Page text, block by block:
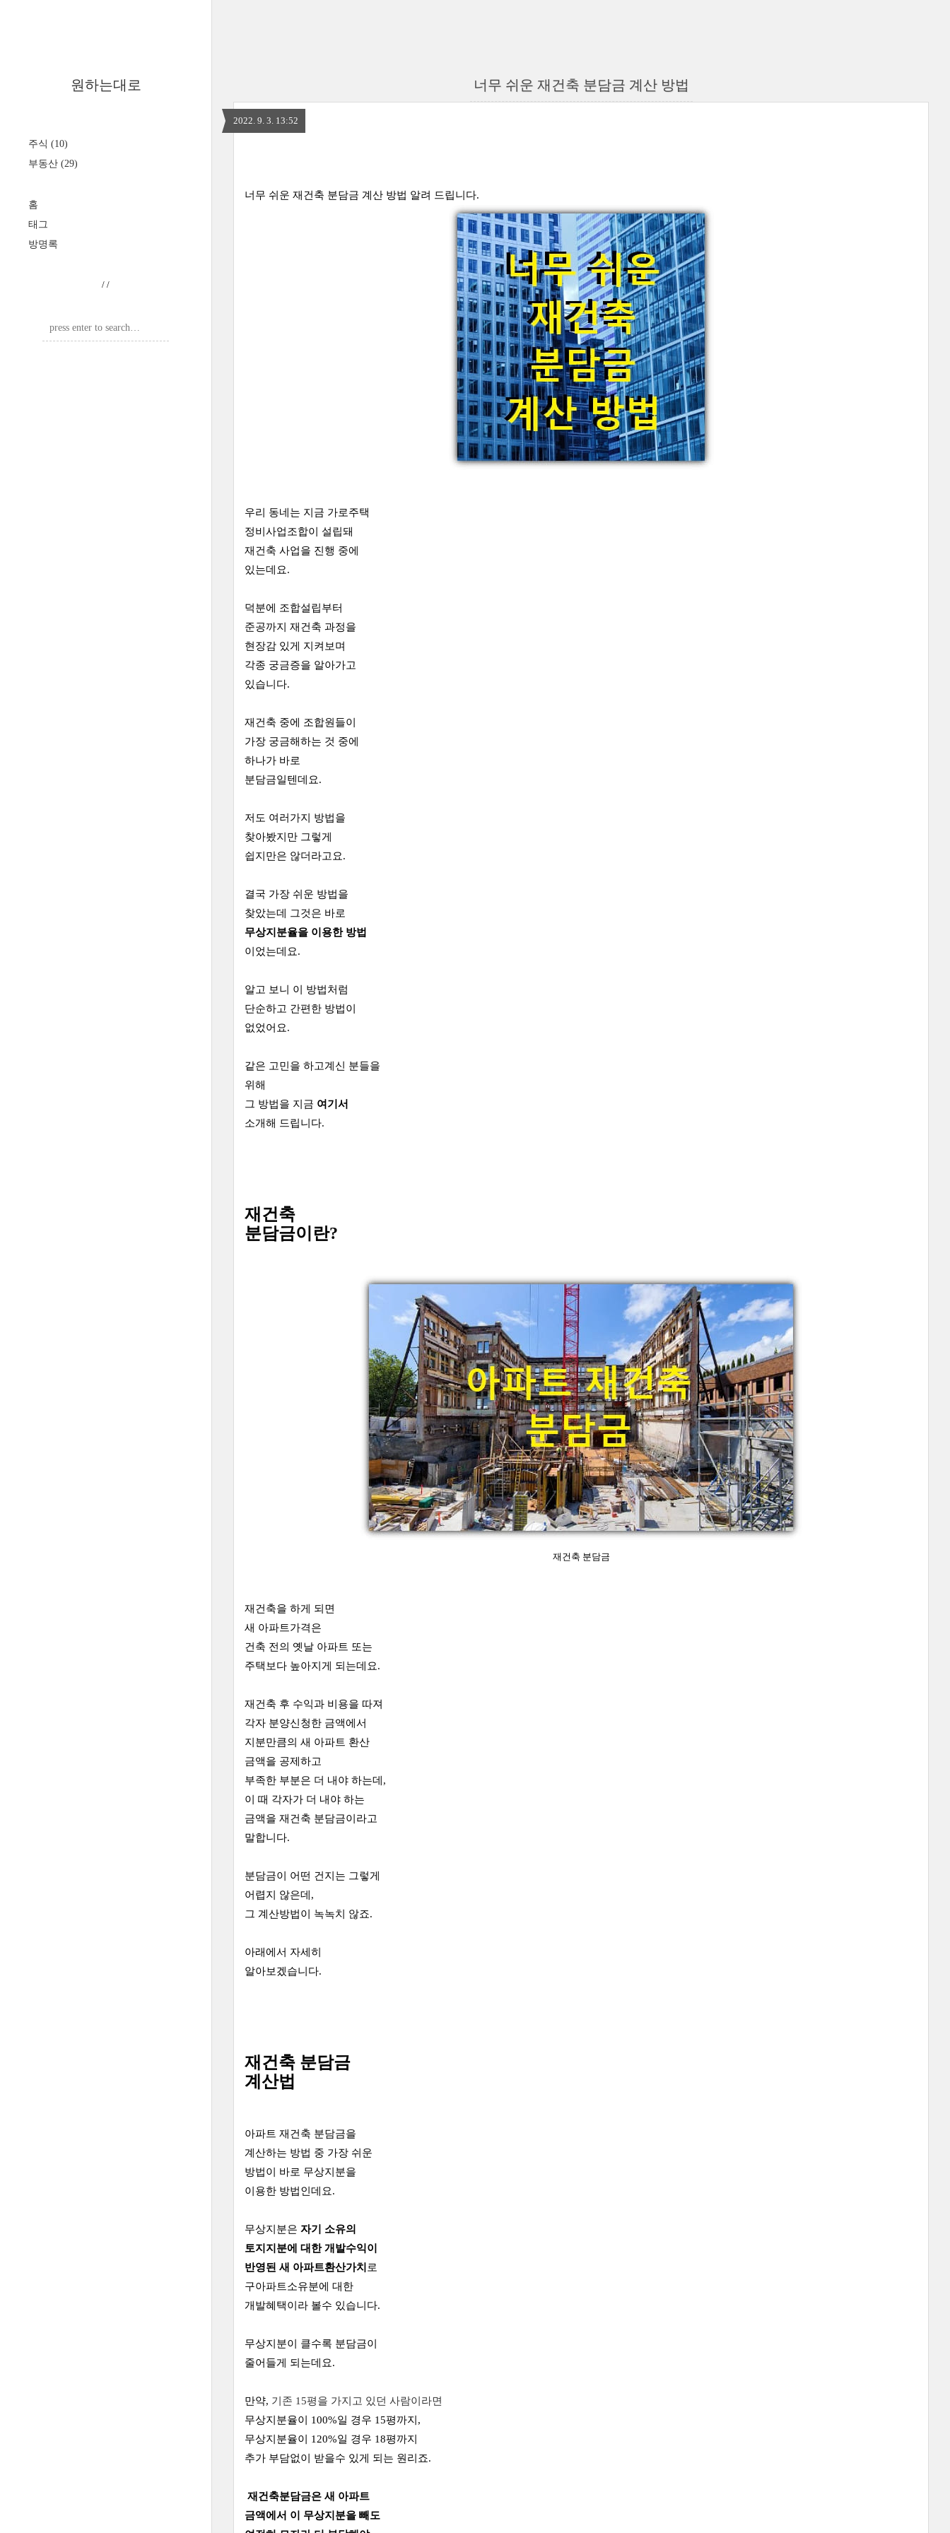
원하는대로
주식 (10)
부동산 (29)
홈
태그
방명록
/ /
너무 쉬운 재건축 분담금 계산 방법
2022. 9. 3. 13:52
너무 쉬운 재건축 분담금 계산 방법 알려 드립니다.
우리 동네는 지금 가로주택
정비사업조합이 설립돼
재건축 사업을 진행 중에
있는데요.
덕분에 조합설립부터
준공까지 재건축 과정을
현장감 있게 지켜보며
각종 궁금증을 알아가고
있습니다.
재건축 중에 조합원들이
가장 궁금해하는 것 중에
하나가 바로
분담금일텐데요.
저도 여러가지 방법을
찾아봤지만 그렇게
쉽지만은 않더라고요.
결국 가장 쉬운 방법을
찾았는데 그것은 바로
무상지분율을 이용한 방법
이었는데요.
알고 보니 이 방법처럼
단순하고 간편한 방법이
없었어요.
같은 고민을 하고계신 분들을
위해
그 방법을 지금 여기서
소개해 드립니다.
재건축
분담금이란?
재건축 분담금
재건축을 하게 되면
새 아파트가격은
건축 전의 옛날 아파트 또는
주택보다 높아지게 되는데요.
재건축 후 수익과 비용을 따져
각자 분양신청한 금액에서
지분만큼의 새 아파트 환산
금액을 공제하고
부족한 부분은 더 내야 하는데,
이 때 각자가 더 내야 하는
금액을 재건축 분담금이라고
말합니다.
분담금이 어떤 건지는 그렇게
어렵지 않은데,
그 계산방법이 녹녹치 않죠.
아래에서 자세히
알아보겠습니다.
재건축 분담금
계산법
아파트 재건축 분담금을
계산하는 방법 중 가장 쉬운
방법이 바로 무상지분을
이용한 방법인데요.
무상지분은 자기 소유의
토지지분에 대한 개발수익이
반영된 새 아파트환산가치 로
구아파트소유분에 대한
개발혜택이라 볼수 있습니다.
무상지분이 클수록 분담금이
줄어들게 되는데요.
만약, 기존 15평을 가지고 있던 사람이라면
무상지분율이 100%일 경우 15평까지,
무상지분율이 120%일 경우 18평까지
추가 부담없이 받을수 있게 되는 원리죠.
재건축분담금은 새 아파트
금액에서 이 무상지분을 빼도